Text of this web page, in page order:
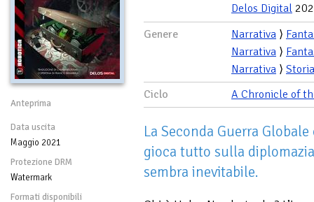
Anteprima
Data uscita
Maggio 2021
Protezione DRM
Watermark
Formati disponibili
Delos Digital
Genere
Narrativa ⟩
Narrativa ⟩
Narrativa ⟩
Ciclo
A Chronicle of
La Seconda Guerra
gioca tutto sulla
sembra inevitabile.